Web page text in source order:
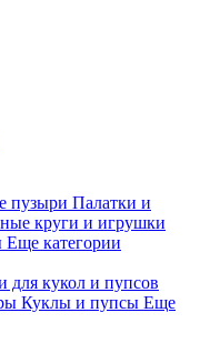
пузыри Палатки и
круги и игрушки
Еще категории
для кукол и пупсов
Куклы и пупсы Еще